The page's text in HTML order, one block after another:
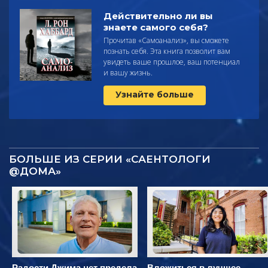
Действительно ли вы
знаете самого себя?
Прочитав «Самоанализ», вы сможете
познать себя. Эта книга позволит вам
увидеть ваше прошлое, ваш потенциал
и вашу жизнь.
Узнайте больше
БОЛЬШЕ ИЗ СЕРИИ «САЕНТОЛОГИ
@ДОМА»